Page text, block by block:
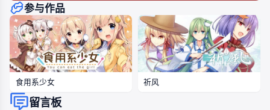
参与作品
食用系少女 祈风
留言板